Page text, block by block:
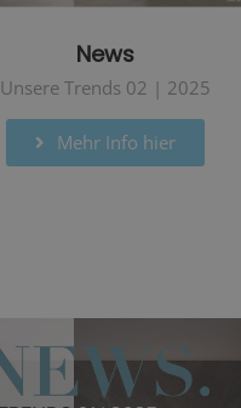
News
Unsere Trends 02 | 2025
Mehr Info hier